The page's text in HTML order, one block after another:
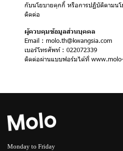
กับนโยบายคุกกี้ หรือการปฏิบัติตามน
ติดต่อ
ผู้ควบคุมข้อมูลส่วนบุคคล
Email : molo.th@kwangsia.com
เบอร์โทรศัพท์ : 022072339
ติดต่อผ่านแบบฟอร์มได้ที่
Monday to Friday